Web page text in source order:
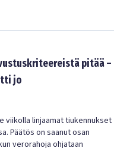
pitää –
jo
viikolla linjaamat tiukennukset
Päätös on saanut osan
verorahoja ohjataan